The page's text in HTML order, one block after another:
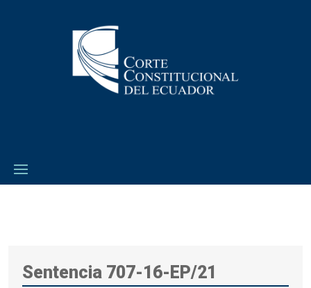
Sentencia 707-16-EP/21